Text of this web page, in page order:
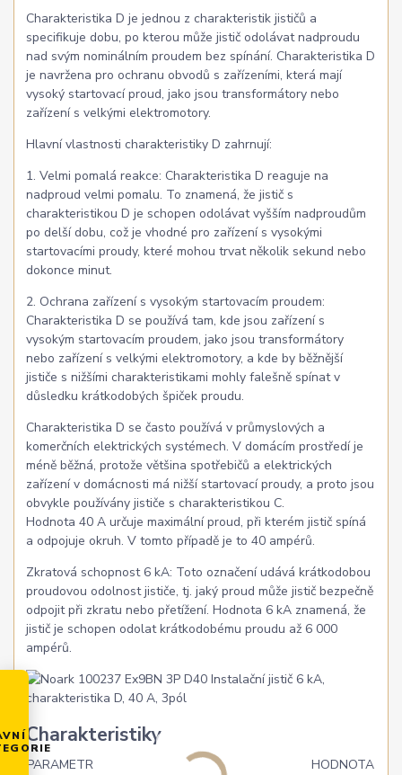
Charakteristika D je jednou z charakteristik jističů a
specifikuje dobu, po kterou může jistič odolávat nadproudu
nad svým nominálním proudem bez spínání. Charakteristika D
je navržena pro ochranu obvodů s zařízeními, která mají
vysoký startovací proud, jako jsou transformátory nebo
zařízení s velkými elektromotory.
Hlavní vlastnosti charakteristiky D zahrnují:
1. Velmi pomalá reakce: Charakteristika D reaguje na
nadproud velmi pomalu. To znamená, že jistič s
charakteristikou D je schopen odolávat vyšším nadproudům
po delší dobu, což je vhodné pro zařízení s vysokými
startovacími proudy, které mohou trvat několik sekund nebo
dokonce minut.
2. Ochrana zařízení s vysokým startovacím proudem:
Charakteristika D se používá tam, kde jsou zařízení s
vysokým startovacím proudem, jako jsou transformátory
nebo zařízení s velkými elektromotory, a kde by běžnější
jističe s nižšími charakteristikami mohly falešně spínat v
důsledku krátkodobých špiček proudu.
Charakteristika D se často používá v průmyslových a
komerčních elektrických systémech. V domácím prostředí je
méně běžná, protože většina spotřebičů a elektrických
zařízení v domácnosti má nižší startovací proudy, a proto jsou
obvykle používány jističe s charakteristikou C.
Hodnota 40 A určuje maximální proud, při kterém jistič spíná
a odpojuje okruh. V tomto případě je to 40 ampérů.
Zkratová schopnost 6 kA: Toto označení udává krátkodobou
proudovou odolnost jističe, tj. jaký proud může jistič bezpečně
odpojit při zkratu nebo přetížení. Hodnota 6 kA znamená, že
jistič je schopen odolat krátkodobému proudu až 6 000
ampérů.
Charakteristiky
PARAMETR
HODNOTA